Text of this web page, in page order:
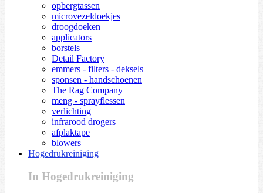
opbergtassen
microvezeldoekjes
droogdoeken
applicators
borstels
Detail Factory
emmers - filters - deksels
sponsen - handschoenen
The Rag Company
meng - sprayflessen
verlichting
infrarood drogers
afplaktape
blowers
Hogedrukreiniging
In Hogedrukreiniging